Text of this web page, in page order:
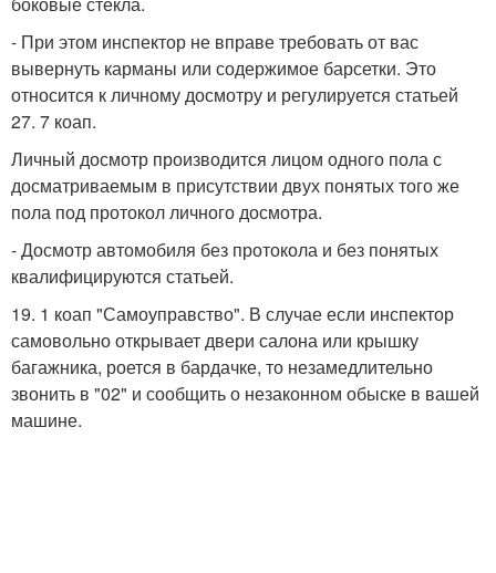
- При этом инспектор не вправе требовать от вас
вывернуть карманы или содержимое барсетки. Это
относится к личному досмотру и регулируется статьей
27. 7 коап.
Личный досмотр производится лицом одного пола с
досматриваемым в присутствии двух понятых того же
пола под протокол личного досмотра.
- Досмотр автомобиля без протокола и без понятых
квалифицируются статьей.
19. 1 коап "Самоуправство". В случае если инспектор
самовольно открывает двери салона или крышку
багажника, роется в бардачке, то незамедлительно
звонить в "02" и сообщить о незаконном обыске в вашей
машине.